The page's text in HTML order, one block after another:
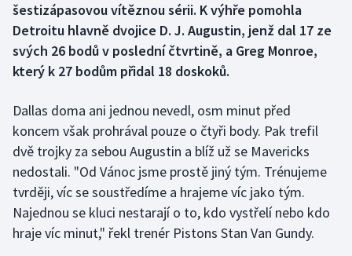
Curling
Dostihy
Futsal
Golf
Gymnastika
Házená
šestizápasovou vítěznou sérii. K výhře pomohla
Detroitu hlavně dvojice D. J. Augustin, jenž dal 17 ze
svých 26 bodů v poslední čtvrtině, a Greg Monroe,
který k 27 bodům přidal 18 doskoků.
Dallas doma ani jednou nevedl, osm minut před
koncem však prohrával pouze o čtyři body. Pak trefil
dvě trojky za sebou Augustin a blíž už se Mavericks
nedostali. "Od Vánoc jsme prostě jiný tým. Trénujeme
tvrději, víc se soustředíme a hrajeme víc jako tým.
Najednou se kluci nestarají o to, kdo vystřelí nebo kdo
hraje víc minut," řekl trenér Pistons Stan Van Gundy.